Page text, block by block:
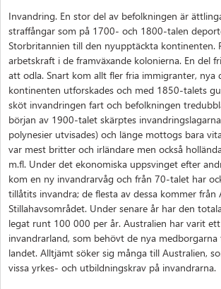
Invandring. En stor del av befolkningen är
straffångar som på 1700- och 1800-talen
Storbritannien till den nyupptäckta kontinenten.
arbetskraft i de framväxande kolonierna. En del
att odla. Snart kom allt fler fria immigranter, nya
kontinenten utforskades och med 1850-talets
sköt invandringen fart och befolkningen
början av 1900-talet skärptes
polynesier utvisades) och länge mottogs bara
var mest britter och irländare men också
m.fl. Under det ekonomiska uppsvinget efter
kom en ny invandrarvåg och från 70-talet har
tillåtits invandra; de flesta av dessa kommer från
Stillahavsområdet. Under senare år har den
legat runt 100 000 per år. Australien har varit
invandrarland, som behövt de nya
landet. Alltjämt söker sig många till Australien,
vissa yrkes- och utbildningskrav på invandrarna.